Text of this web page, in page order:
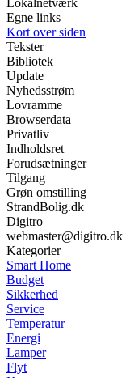
Egne links
Kort over siden
Tekster
Bibliotek
Update
Nyhedsstrøm
Lovramme
Browserdata
Privatliv
Indholdsret
Forudsætninger
Tilgang
Grøn omstilling
StrandBolig.dk
Digitro
webmaster@digitro.dk
Kategorier
Smart Home
Budget
Sikkerhed
Service
Temperatur
Energi
Lamper
Flyt